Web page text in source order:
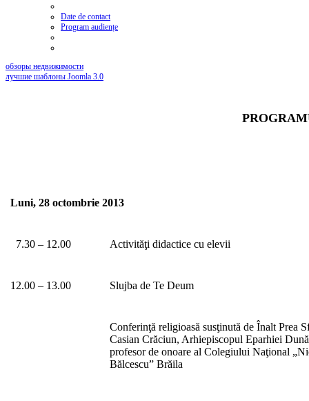
Date de contact
Program audiențe
обзоры недвижимости
лучшие шаблоны Joomla 3.0
Luni, 28 octombrie 2013
7.30 – 12.00 Activităţi didactice cu elevii
12.00 – 13.00 Slujba de Te Deum
Conferinţă religioasă susţinută de Înalt Prea
Casian Crăciun, Arhiepiscopul Eparhiei
profesor de onoare al Colegiului Naţional
Bălcescu” Brăila